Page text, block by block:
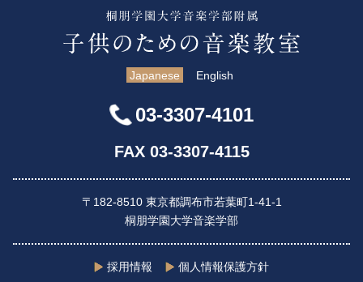
Japanese English
03-3307-4101
FAX 03-3307-4115
〒182-8510 東京都調布市若葉町1-41-1
桐朋学園大学音楽学部
採用情報 個人情報保護方針